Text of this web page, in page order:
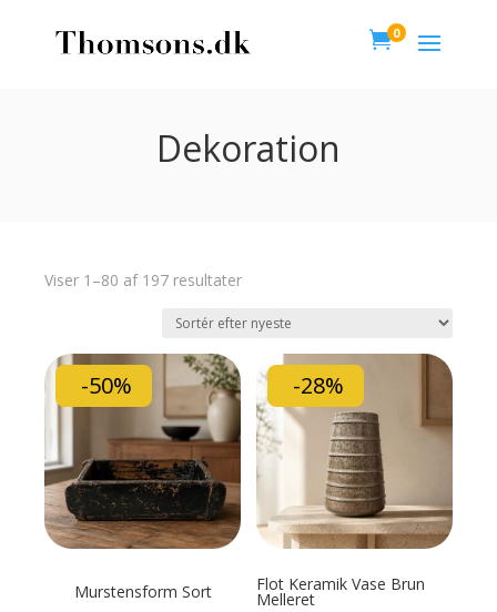
0
Dekoration
Viser 1–80 af 197 resultater
-50%
Murstensform Sort
-28%
Flot Keramik Vase Brun
Melleret